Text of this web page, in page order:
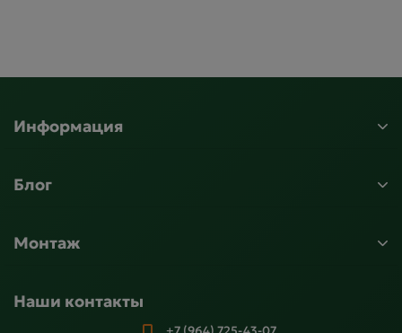
Информация
Блог
Монтаж
Наши контакты